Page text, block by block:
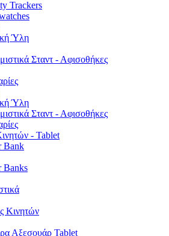
Trackers
Ύλη
Σταντ - Αφισοθήκες
Ύλη
Σταντ - Αφισοθήκες
- Tablet
Bank
Banks
Κινητών
Αξεσουάρ Tablet